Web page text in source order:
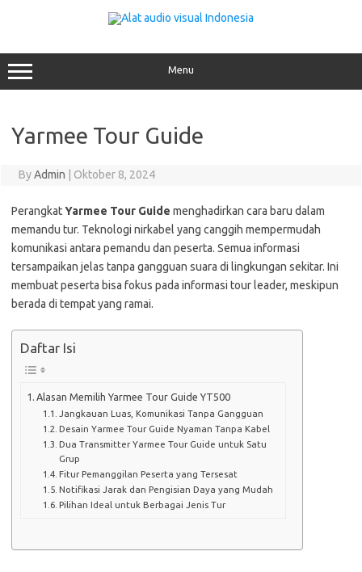
Menu
Yarmee Tour Guide
ByAdmin Oktober 8, 2024
PerangkatYarmee Tour Guide menghadirkan cara baru dalam
memandu tur. Teknologi nirkabel yang canggih mempermudah
komunikasi antara pemandu dan peserta. Semua informasi
tersampaikan jelas tanpa gangguan suara di lingkungan sekitar. Ini
membuat peserta bisa fokus pada informasi tour leader, meskipun
berada di tempat yang ramai.
Daftar Isi
Alasan Memilih Yarmee Tour Guide YT500
Jangkauan Luas, Komunikasi Tanpa Gangguan
Desain Yarmee Tour Guide Nyaman Tanpa Kabel
Dua Transmitter Yarmee Tour Guide untuk Satu
Grup
Fitur Pemanggilan Peserta yang Tersesat
Notifikasi Jarak dan Pengisian Daya yang Mudah
Pilihan Ideal untuk Berbagai Jenis Tur